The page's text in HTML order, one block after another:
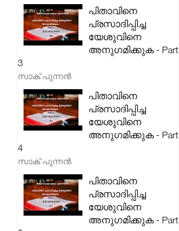
പിതാവിനെ
പ്രസാദിപ്പിച്ച
യേശുവിനെ
അനുഗമിക്കുക - Part
3
സാക് പുന്നൻ
പിതാവിനെ
പ്രസാദിപ്പിച്ച
യേശുവിനെ
അനുഗമിക്കുക - Part
4
സാക് പുന്നൻ
പിതാവിനെ
പ്രസാദിപ്പിച്ച
യേശുവിനെ
അനുഗമിക്കുക - Part